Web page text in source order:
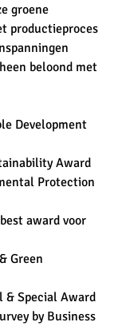
groene
productieproces
beloond met
Development
Award
Protection
award voor
Green
& Special Award
by Business